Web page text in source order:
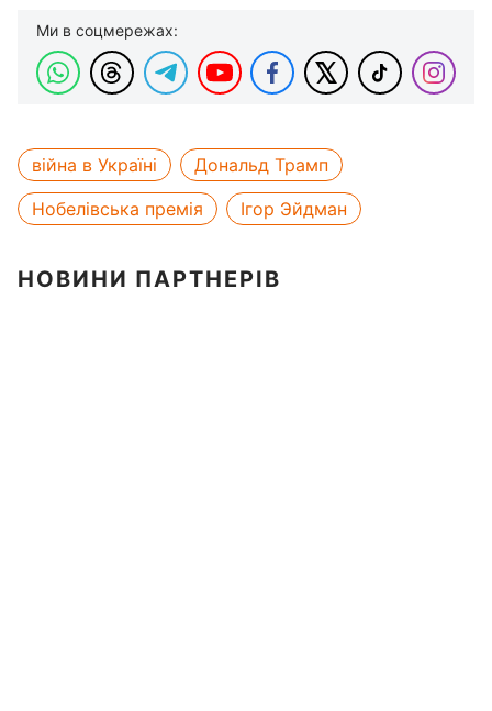
Ми в соцмережах:
війна в Україні
Дональд Трамп
Нобелівська премія
Ігор Эйдман
НОВИНИ ПАРТНЕРІВ